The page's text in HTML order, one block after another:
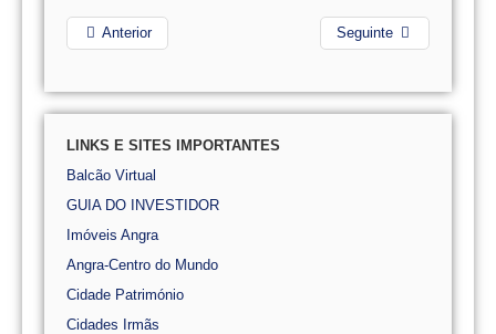
Anterior Seguinte
LINKS E SITES IMPORTANTES
Balcão Virtual
GUIA DO INVESTIDOR
Imóveis Angra
Angra-Centro do Mundo
Cidade Património
Cidades Irmãs